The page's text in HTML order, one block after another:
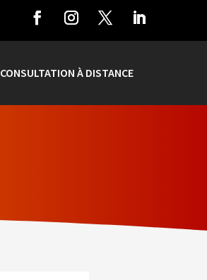
CONSULTATION À DISTANCE